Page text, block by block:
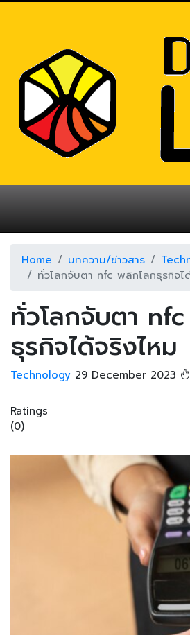
Home บทความ/ข่าวสาร
ทั่วโลกจับตา nfc พลิกโลกธุรกิจไ
ทั่วโลกจับตา
ธุรกิจได้จริงไหม
Technology 29 December 2023
Ratings
(0)